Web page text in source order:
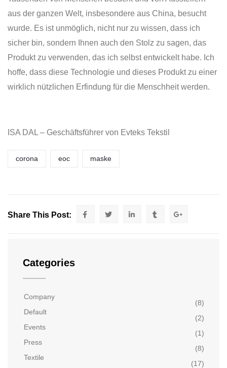
aus der ganzen Welt, insbesondere aus China, besucht
wurde. Es ist unmöglich, nicht nur zu wissen, dass ich
sicher bin, sondern Ihnen auch den Stolz zu sagen, das
Produkt zu verwenden, das ich selbst entwickelt habe. Ich
hoffe, dass diese Technologie und dieses Produkt zu einer
wirklich nützlichen Erfindung für die Menschheit werden.
ISA DAL – Geschäftsführer von Evteks Tekstil
corona eoc maske
Share This Post:
Categories
Company
(8)
Default
(2)
Events
(1)
Press
(8)
Textile
(17)